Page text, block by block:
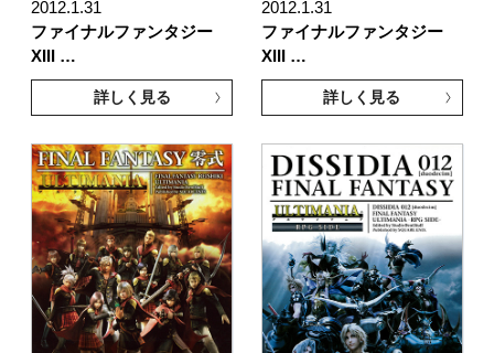
2012.1.31
ファイナルファンタジー
XIII …
詳しく見る
2012.1.31
ファイナルファンタジー
XIII …
詳しく見る